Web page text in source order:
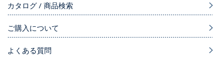
カタログ / 商品検索
ご購入について
よくある質問